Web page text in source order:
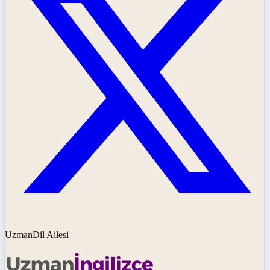
UzmanDil Ailesi